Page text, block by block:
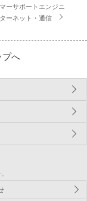
ーサポートエンジニ
ーネット・通信
プへ